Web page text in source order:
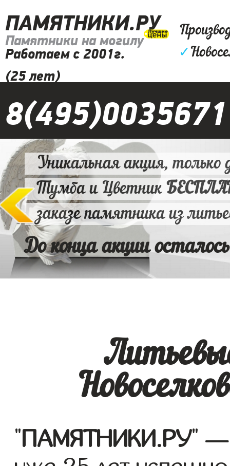
ПАМЯТНИКИ.РУ
Памятники на могилу
Работаем с 2001г.
(25 лет)
✓
8(495)0035671
Уникальная акция, только
Тумба и Цветник
заказе памятника из
До конца акции
"ПАМЯТНИКИ.РУ" —